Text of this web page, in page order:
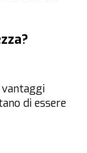
vantaggi
di essere